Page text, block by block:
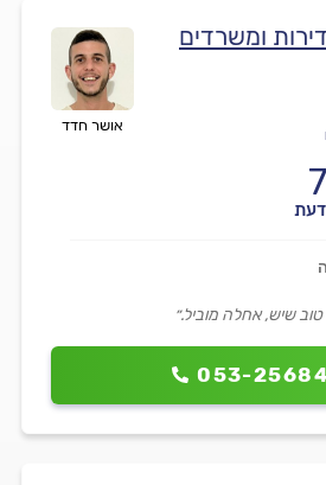
אושר חדד
ומשרדים
דעת
053-
שיש, אחלה מוביל.״